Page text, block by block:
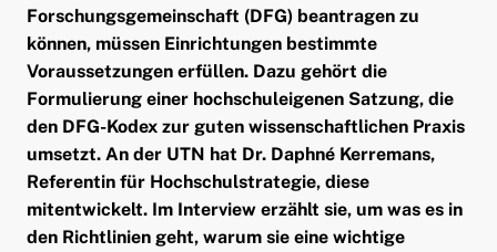
Forschungsgemeinschaft (DFG) beantragen zu
können, müssen Einrichtungen bestimmte
Voraussetzungen erfüllen. Dazu gehört die
Formulierung einer hochschuleigenen Satzung, die
den DFG-Kodex zur guten wissenschaftlichen Praxis
umsetzt. An der UTN hat Dr. Daphné Kerremans,
Referentin für Hochschulstrategie, diese
mitentwickelt. Im Interview erzählt sie, um was es in
den Richtlinien geht, warum sie eine wichtige